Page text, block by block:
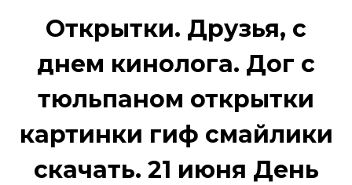
Открытки. Друзья, с
днем кинолога. Дог с
тюльпаном открытки
картинки гиф смайлики
скачать. 21 июня День